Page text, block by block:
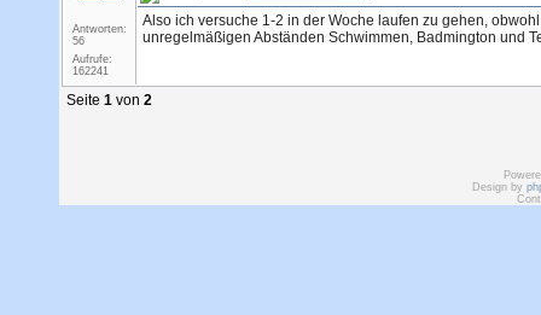
Antworten:
56
Aufrufe:
162241
Also ich versuche 1-2 in der Woche laufen zu gehen,
unregelmäßigen Abständen Schwimmen, Badmington und
Seite 1 von 2
Design by